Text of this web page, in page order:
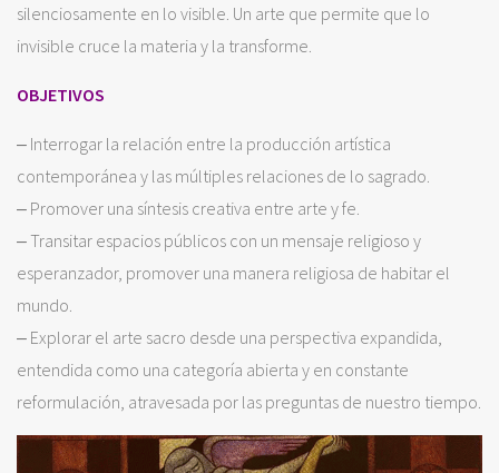
silenciosamente en lo visible. Un arte que permite que lo
invisible cruce la materia y la transforme.
OBJETIVOS
‒ Interrogar la relación entre la producción artística
contemporánea y las múltiples relaciones de lo sagrado.
‒ Promover una síntesis creativa entre arte y fe.
‒ Transitar espacios públicos con un mensaje religioso y
esperanzador, promover una manera religiosa de habitar el
mundo.
‒ Explorar el arte sacro desde una perspectiva expandida,
entendida como una categoría abierta y en constante
reformulación, atravesada por las preguntas de nuestro tiempo.